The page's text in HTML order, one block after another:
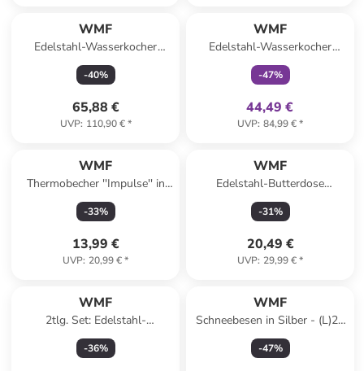
WMF
Edelstahl-Wasserkocher
"KüchenMinis" - 800 ml
-40%
65,88 €
UVP: 110,90 €*
WMF
Edelstahl-Wasserkocher
"Stelio" - 1,7 l
-47%
44,49 €
UVP: 84,99 €*
WMF
Thermobecher ''Impulse'' in
Braun - 350 ml
-33%
13,99 €
UVP: 20,99 €*
WMF
Edelstahl-Butterdose
''Wagenfeld'' - (B)22 x (H)5 x
(T)11 cm
-31%
20,49 €
UVP: 29,99 €*
WMF
2tlg. Set: Edelstahl-
Spargelkochtopf - 4,5 l
-36%
WMF
Schneebesen in Silber - (L)20
cm
-47%